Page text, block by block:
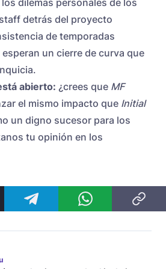
detrás del proyecto
de temporadas
un cierre de curva que
abierto: ¿crees que MF
el mismo impacto que Initial
un digno sucesor para los
tu opinión en los